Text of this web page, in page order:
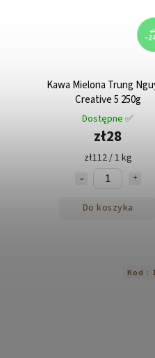
Kawa Mielona Trung
Creative 5 250g
Dostępne ✅
zł28
zł112 / 1 kg
Do koszyka
Kod :